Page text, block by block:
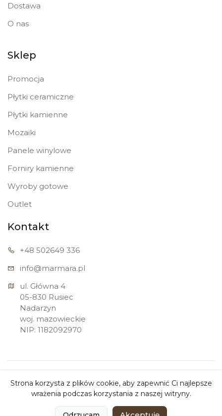
0
Dostawa
O nas
Sklep
Promocja
Płytki ceramiczne
Płytki kamienne
Mozaiki
Panele winylowe
Forniry kamienne
Wyroby gotowe
Outlet
Kontakt
+48 502649 336
info@marmara.pl
ul. Główna 4
05-830 Rusiec
Nadarzyn
woj. mazowieckie
NIP: 1182092970
reserved.
Strona korzysta z plików cookie, aby zapewnić Ci najlepsze
wrażenia podczas korzystania z naszej witryny.